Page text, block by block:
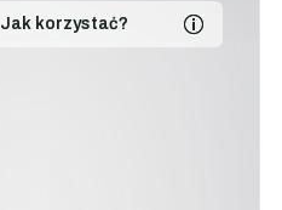
Jak korzystać?